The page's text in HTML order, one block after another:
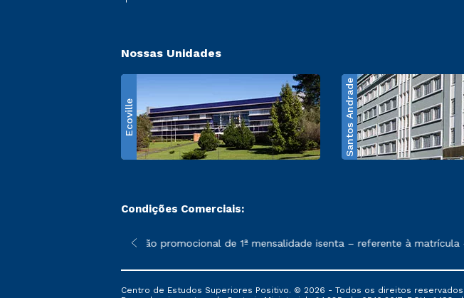
Nossas Unidades
Ecoville Santos Andrade
Condições Comerciais:
sofrer alterações nos períodos de rematrícula conforme exposto no contrato de
*A condição promocional de 1ª mensalidade isenta – referente à matrícula
Centro de Estudos Superiores Positivo. © 2026 - Todos os direitos reservados.